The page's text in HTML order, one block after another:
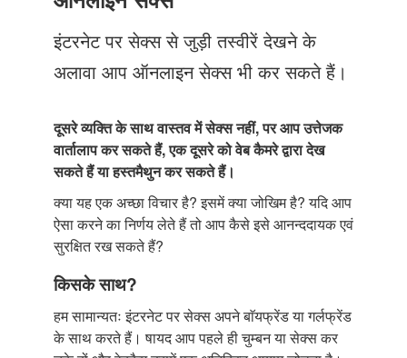
Just Poocho
संपर्क करें
इंटरनेट पर सेक्स से जुड़ी तस्वीरें देखने के
अलावा आप ऑनलाइन सेक्स भी कर सकते हैं।
दूसरे व्यक्ति के साथ वास्तव में सेक्स नहीं, पर आप उत्तेजक
वार्तालाप कर सकते हैं, एक दूसरे को वेब कैमरे द्वारा देख
सकते हैं या हस्तमैथुन कर सकते हैं।
क्या यह एक अच्छा विचार है? इसमें क्या जोखिम है? यदि आप
ऐसा करने का निर्णय लेते हैं तो आप कैसे इसे आनन्ददायक एवं
सुरक्षित रख सकते हैं?
किसके साथ?
हम सामान्यतः इंटरनेट पर सेक्स अपने बाॅयफ्रेंड या गर्लफ्रेंड
के साथ करते हैं। षायद आप पहले ही चुम्बन या सेक्स कर